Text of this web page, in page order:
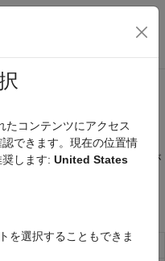
ゲーション メ
サなどの電気基本ブロック
の基本要素と基本ブロックが
ステムの線形コンデンサ
たコンテンツにアクセス
できます。現在の位置情
します: United States
を選択することもできま